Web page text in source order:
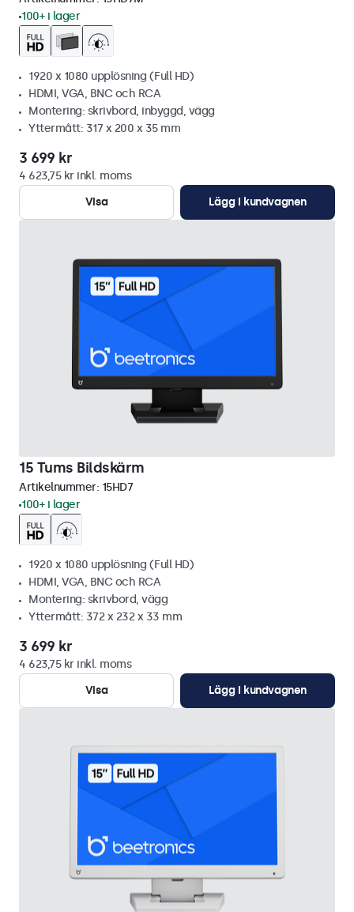
100+ i lager
1920 x 1080 upplösning (Full HD)
HDMI, VGA, BNC och RCA
Montering: skrivbord, inbyggd, vägg
Yttermått: 317 x 200 x 35 mm
3 699 kr
4 623,75 kr inkl. moms
Visa
Lägg i kundvagnen
15 Tums Bildskärm
Artikelnummer: 15HD7
100+ i lager
1920 x 1080 upplösning (Full HD)
HDMI, VGA, BNC och RCA
Montering: skrivbord, vägg
Yttermått: 372 x 232 x 33 mm
3 699 kr
4 623,75 kr inkl. moms
Visa
Lägg i kundvagnen